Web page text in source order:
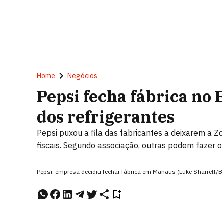
Home Negócios
Pepsi fecha fábrica no
dos refrigerantes
Pepsi puxou a fila das fabricantes a deixarem a
fiscais. Segundo associação, outras podem fazer
Pepsi: empresa decidiu fechar fábrica em Manaus (Luke Sharrett/